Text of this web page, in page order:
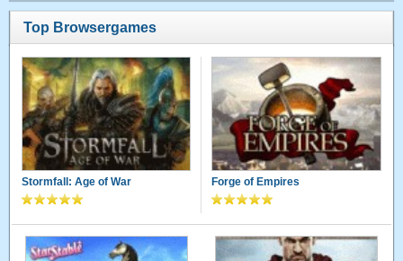
Top Browsergames
Stormfall: Age of War Forge of Empires